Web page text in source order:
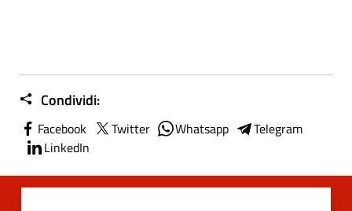
Condividi:
Facebook Twitter Whatsapp
Telegram
LinkedIn